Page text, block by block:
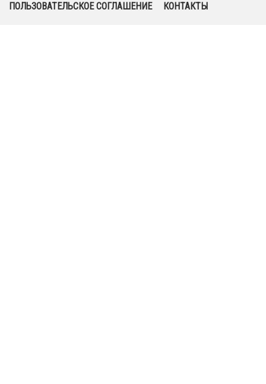
ПОЛЬЗОВАТЕЛЬСКОЕ СОГЛАШЕНИЕ
КОНТАКТЫ